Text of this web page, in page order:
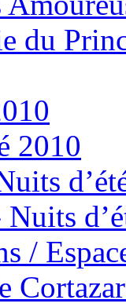
du
2010
/